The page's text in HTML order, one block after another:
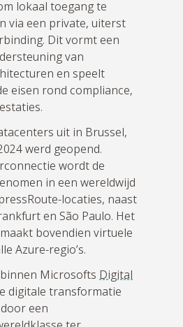
lokaal toegang te
via een private, uiterst
Dit vormt een
van
en speelt
eisen rond compliance,
uit in Brussel,
werd geopend.
wordt de
in een wereldwijd
locaties, naast
en São Paulo. Het
bovendien virtuele
Azure-regio’s.
Microsofts Digital
digitale transformatie
een